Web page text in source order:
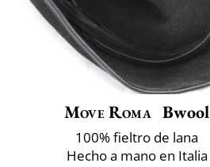
Move Roma Bwool
100% fieltro de lana
Hecho a mano en Italia